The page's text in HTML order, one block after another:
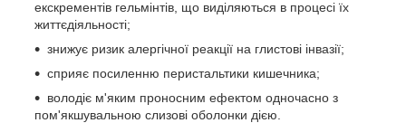
екскрементів гельмінтів, що виділяються в процесі їх
життєдіяльності;
знижує ризик алергічної реакції на глистові інвазії;
сприяє посиленню перистальтики кишечника;
володіє м'яким проносним ефектом одночасно з
пом'якшувальною слизові оболонки дією.